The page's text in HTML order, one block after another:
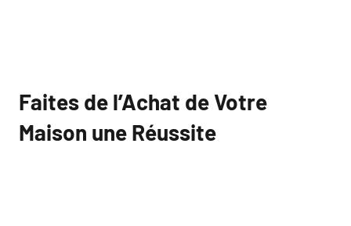
Faites de l’Achat de Votre
Maison une Réussite